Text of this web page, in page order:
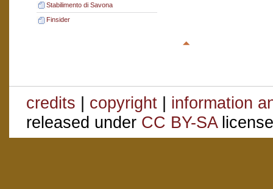
Stabilimento di Savona
Finsider
credits | copyright | information
released under CC BY-SA